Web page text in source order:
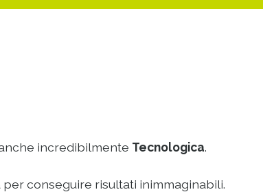
incredibilmente Tecnologica.
conseguire risultati inimmaginabili.